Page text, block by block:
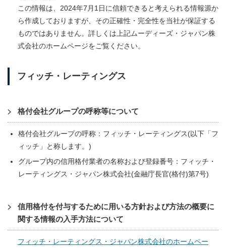
この情報は、2024年7月1日に信頼できると考えられる情報源か
ら作成しておりますが、その正確性・完全性を当社が保証する
ものではありません。詳しくは上記ムーディーズ・ジャパン株
式会社のホームページをご覧ください。
フィッチ・レーティングス
格付会社グループの呼称等について
格付会社グループの呼称：フィッチ・レーティングス(以下「フ
ィッチ」と称します。)
グループ内の信用格付業者の名称および登録番号：フィッチ・
レーティングス・ジャパン株式会社(金融庁長官(格付)第7号)
信用格付を付与するために用いる方針および方法の概要に
関する情報の入手方法について
フィッチ・レーティングス・ジャパン株式会社のホームペー